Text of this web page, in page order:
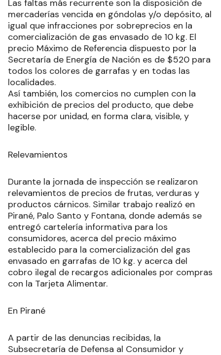
Las faltas más recurrente son la disposición de
mercaderías vencida en góndolas y/o depósito, al
igual que infracciones por sobreprecios en la
comercialización de gas envasado de 10 kg. El
precio Máximo de Referencia dispuesto por la
Secretaría de Energía de Nación es de $520 para
todos los colores de garrafas y en todas las
localidades.
Así también, los comercios no cumplen con la
exhibición de precios del producto, que debe
hacerse por unidad, en forma clara, visible, y
legible.
Relevamientos
Durante la jornada de inspección se realizaron
relevamientos de precios de frutas, verduras y
productos cárnicos. Similar trabajo realizó en
Pirané, Palo Santo y Fontana, donde además se
entregó cartelería informativa para los
consumidores, acerca del precio máximo
establecido para la comercialización del gas
envasado en garrafas de 10 kg. y acerca del
cobro ilegal de recargos adicionales por compras
con la Tarjeta Alimentar.
En Pirané
A partir de las denuncias recibidas, la
Subsecretaría de Defensa al Consumidor y